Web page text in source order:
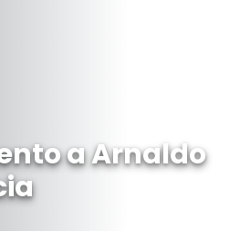
a Arnaldo